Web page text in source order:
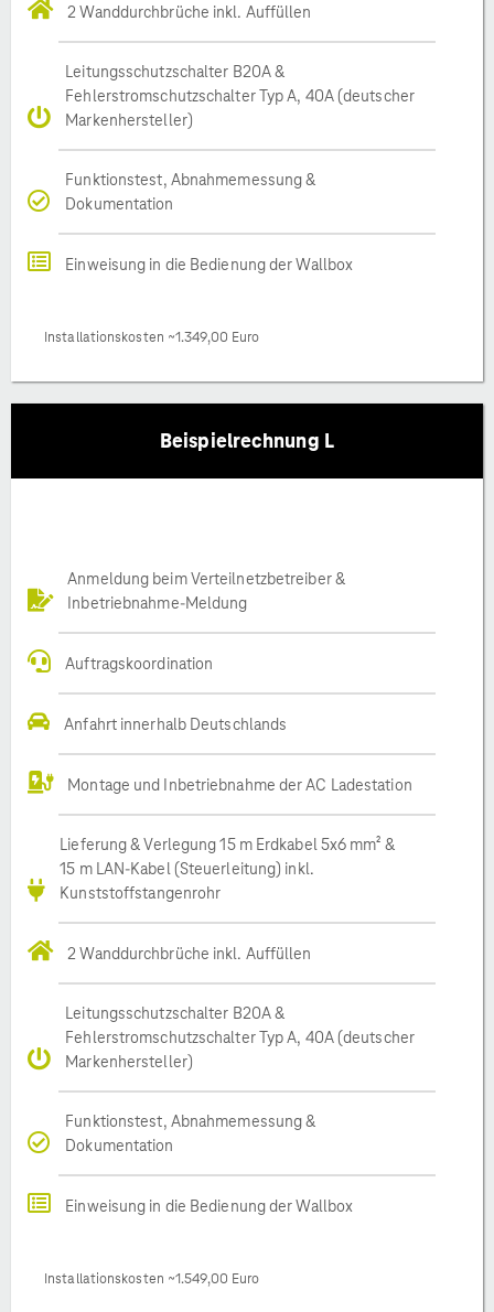
2 Wanddurchbrüche inkl. Auffüllen
Leitungsschutzschalter B20A &
Fehlerstromschutzschalter Typ A, 40A (deutscher
Markenhersteller)
Funktionstest, Abnahmemessung &
Dokumentation
Einweisung in die Bedienung der Wallbox
Installationskosten ~1.349,00 Euro
Beispielrechnung L
Anmeldung beim Verteilnetzbetreiber &
Inbetriebnahme-Meldung
Auftragskoordination
Anfahrt innerhalb Deutschlands
Montage und Inbetriebnahme der AC Ladestation
Lieferung & Verlegung 15 m Erdkabel 5x6 mm² &
15 m LAN-Kabel (Steuerleitung) inkl.
Kunststoffstangenrohr
2 Wanddurchbrüche inkl. Auffüllen
Leitungsschutzschalter B20A &
Fehlerstromschutzschalter Typ A, 40A (deutscher
Markenhersteller)
Funktionstest, Abnahmemessung &
Dokumentation
Einweisung in die Bedienung der Wallbox
Installationskosten ~1.549,00 Euro